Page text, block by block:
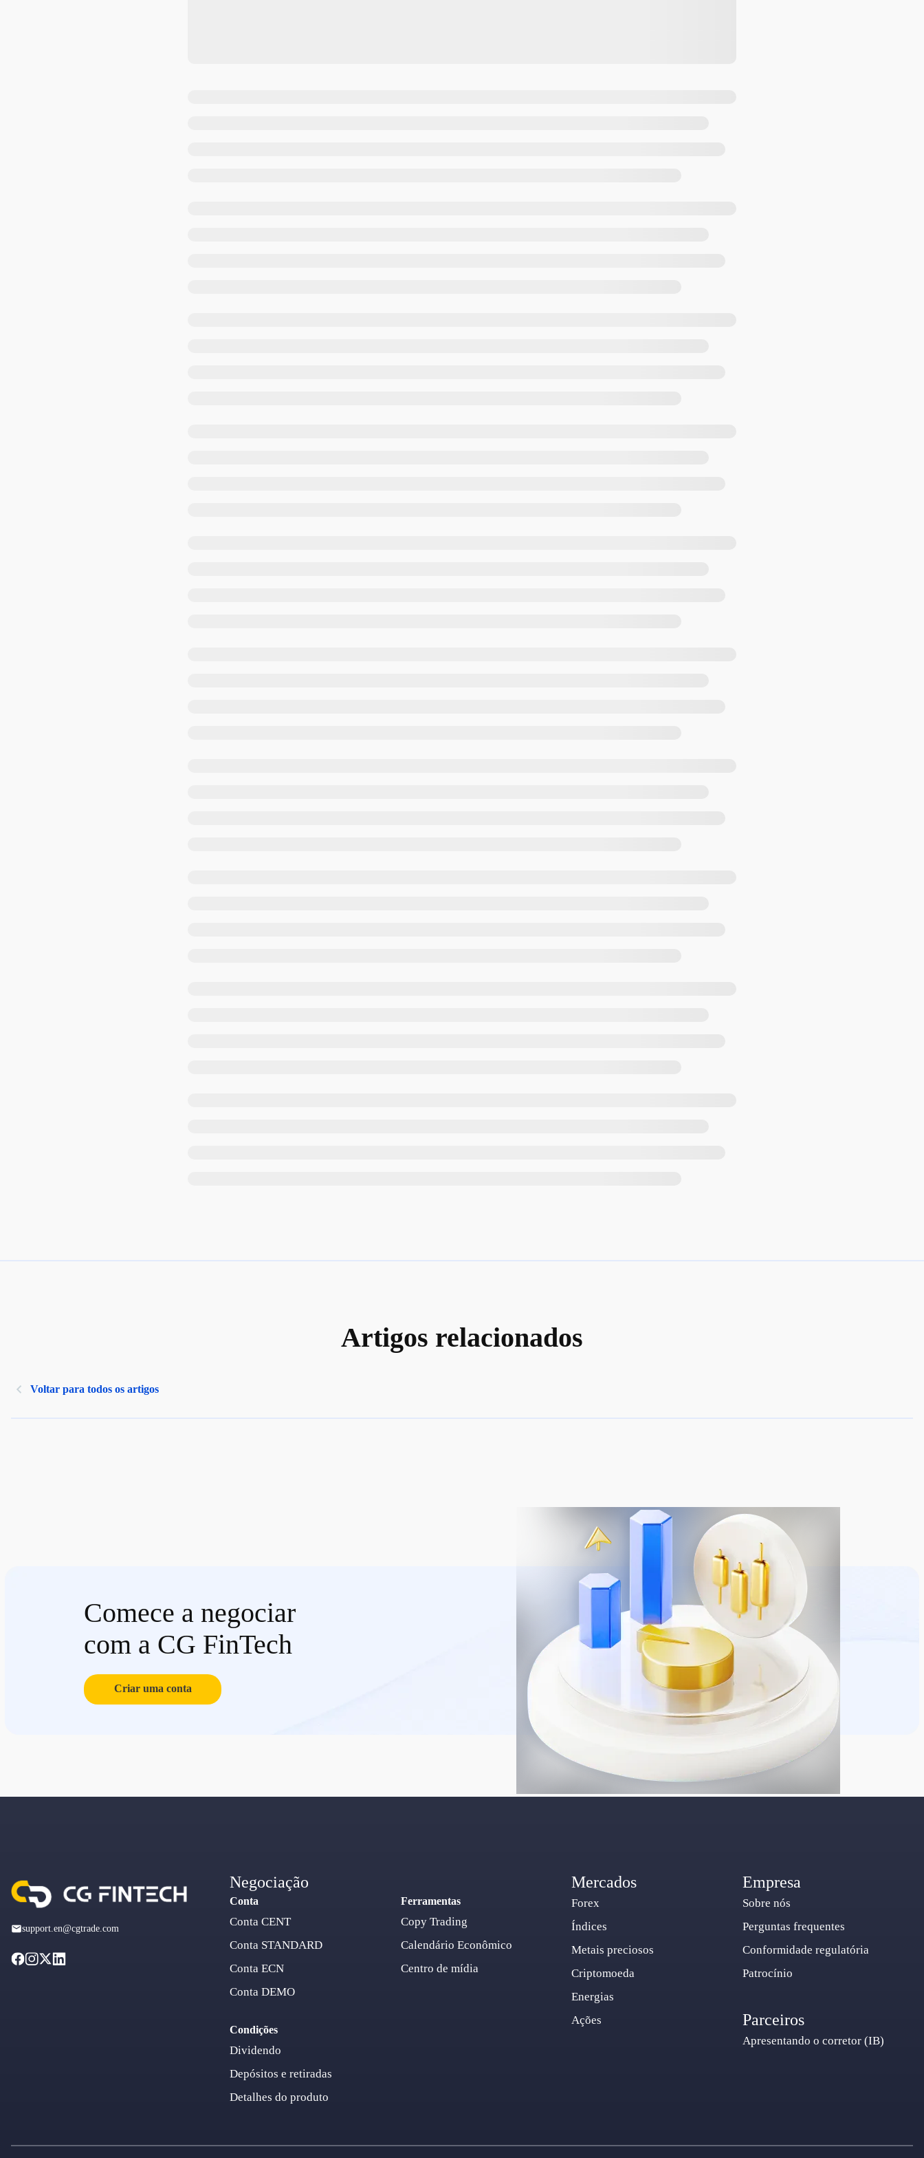
Artigos relacionados
Voltar para todos os artigos
Comece a negociar
com a CG FinTech
Criar uma conta
support.en@cgtrade.com
Negociação
Conta
Conta CENT
Conta STANDARD
Conta ECN
Conta DEMO
Condições
Dividendo
Depósitos e retiradas
Detalhes do produto
Ferramentas
Copy Trading
Calendário Econômico
Centro de mídia
Mercados
Forex
Índices
Metais preciosos
Criptomoeda
Energias
Ações
Empresa
Sobre nós
Perguntas frequentes
Conformidade regulatória
Patrocínio
Parceiros
Apresentando o corretor (IB)